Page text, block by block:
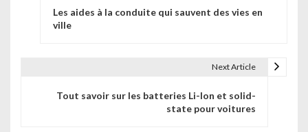
Les aides à la conduite qui sauvent des vies en
ville
Next Article
Tout savoir sur les batteries Li-Ion et solid-
state pour voitures